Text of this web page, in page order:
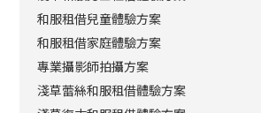
和服租借兒童體驗方案
和服租借家庭體驗方案
專業攝影師拍攝方案
淺草蕾絲和服租借體驗方案